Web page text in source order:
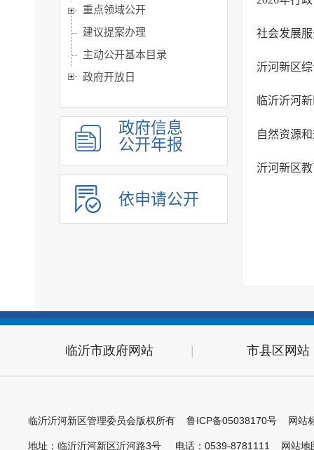
重点领域公开
建议提案办理
主动公开基本目录
政府开放日
政府信息
公开年报
依申请公开
社会发展
沂河新区
临沂沂河
自然资源
沂河新区